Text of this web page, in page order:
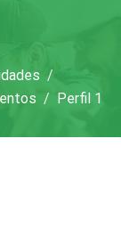
Perfil 1